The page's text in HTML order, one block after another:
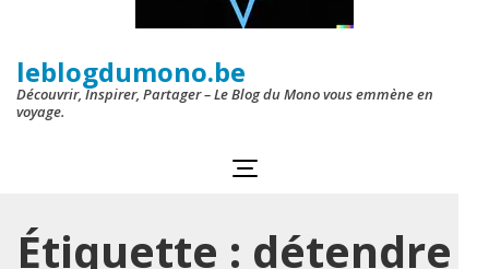
leblogdumono.be
Découvrir, Inspirer, Partager – Le Blog du Mono vous emmène en
voyage.
Étiquette : détendre